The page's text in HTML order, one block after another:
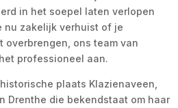
in het soepel laten verlopen
nu zakelijk verhuist of je
ons team van
professioneel aan.
plaats Klazienaveen,
Drenthe die bekendstaat om haar